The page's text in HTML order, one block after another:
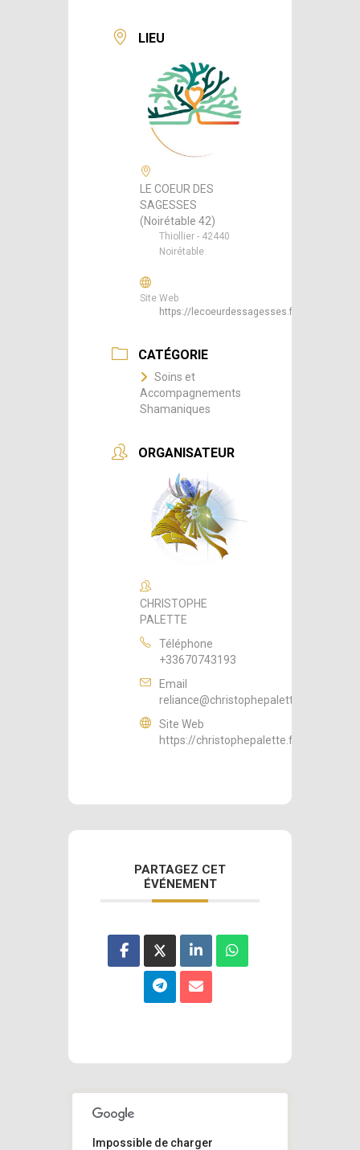
LIEU
LE COEUR DES
SAGESSES
(Noirétable 42)
Thiollier - 42440
Noirétable
Site Web
https://lecoeurdessagesses.fr/
CATÉGORIE
Soins et
Accompagnements
Shamaniques
ORGANISATEUR
CHRISTOPHE
PALETTE
Téléphone
+33670743193
Email
reliance@christophepalette.fr
Site Web
https://christophepalette.fr
PARTAGEZ CET
ÉVÉNEMENT
Impossible de charger